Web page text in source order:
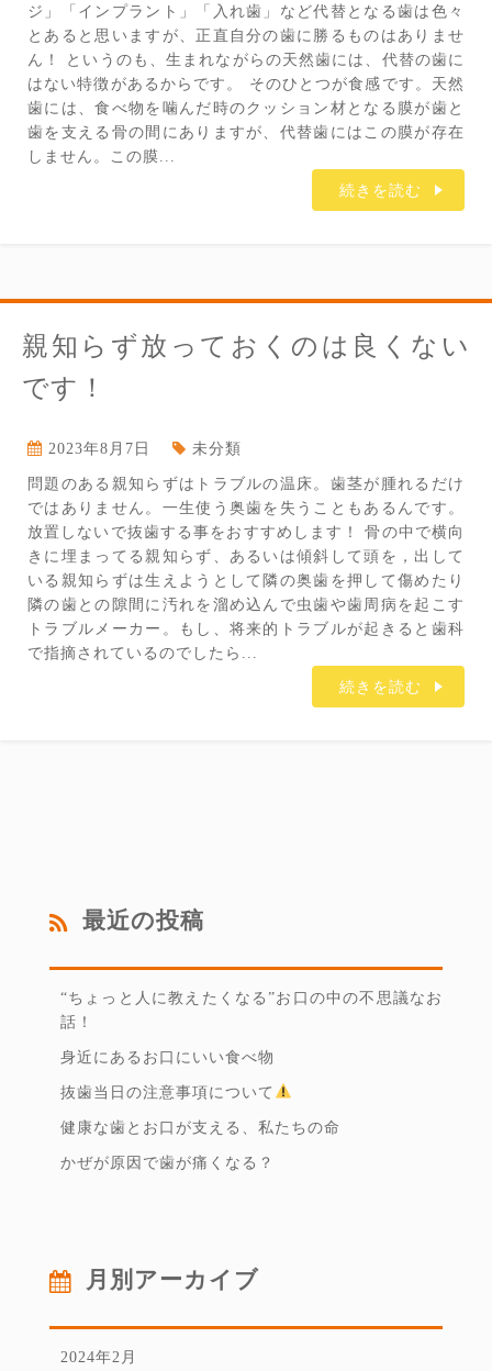
ジ」「インプラント」「入れ歯」など代替となる歯は色々
とあると思いますが、正直自分の歯に勝るものはありませ
ん！ というのも、生まれながらの天然歯には、代替の歯に
はない特徴があるからです。 そのひとつが食感です。天然
歯には、食べ物を噛んだ時のクッション材となる膜が歯と
歯を支える骨の間にありますが、代替歯にはこの膜が存在
しません。この膜...
続きを読む
親知らず放っておくのは良くない
です！
2023年8月7日 未分類
問題のある親知らずはトラブルの温床。歯茎が腫れるだけ
ではありません。一生使う奥歯を失うこともあるんです。
放置しないで抜歯する事をおすすめします！ 骨の中で横向
きに埋まってる親知らず、あるいは傾斜して頭を，出して
いる親知らずは生えようとして隣の奥歯を押して傷めたり
隣の歯との隙間に汚れを溜め込んで虫歯や歯周病を起こす
トラブルメーカー。もし、将来的トラブルが起きると歯科
で指摘されているのでしたら...
続きを読む
最近の投稿
“ちょっと人に教えたくなる”お口の中の不思議なお
話！
身近にあるお口にいい食べ物
抜歯当日の注意事項について
健康な歯とお口が支える、私たちの命
かぜが原因で歯が痛くなる？
月別アーカイブ
2024年2月